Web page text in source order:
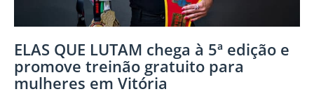
ELAS QUE LUTAM chega à 5ª edição e
promove treinão gratuito para
mulheres em Vitória